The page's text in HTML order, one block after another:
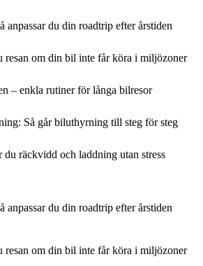
anpassar du din roadtrip efter årstiden
resan om din bil inte får köra i miljözoner
– enkla rutiner för långa bilresor
Så går biluthyrning till steg för steg
du räckvidd och laddning utan stress
anpassar du din roadtrip efter årstiden
resan om din bil inte får köra i miljözoner